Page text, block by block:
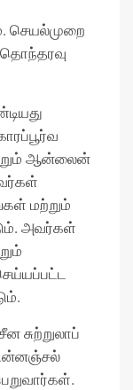
செயல்முறை
ஆன்லைன்
மற்றும்
அவர்கள்
சுற்றுலாப்